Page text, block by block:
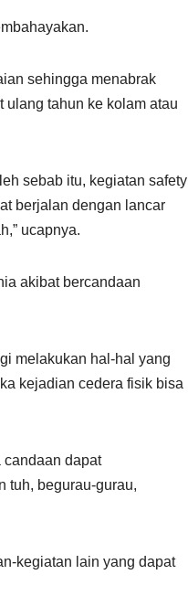
sehingga menabrak
ulang tahun ke kolam atau
sebab itu, kegiatan safety
berjalan dengan lancar
ucapnya.
akibat bercandaan
melakukan hal-hal yang
kejadian cedera fisik bisa
candaan dapat
tuh, begurau-gurau,
kegiatan lain yang dapat